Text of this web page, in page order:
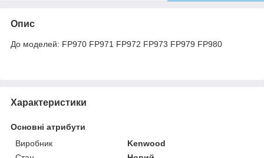
Опис
До моделей: FP970 FP971 FP972 FP973 FP979 FP980
Характеристики
Основні атрибути
Виробник
Kenwood